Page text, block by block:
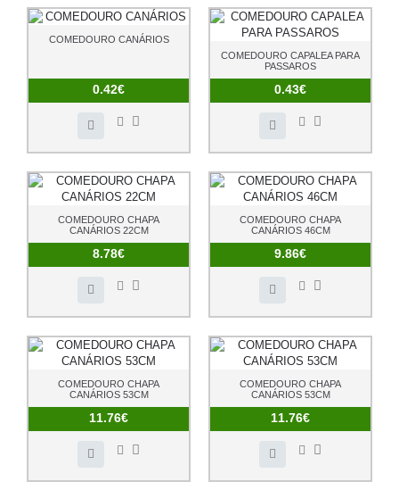
COMEDOURO CANÁRIOS
0.42€
COMEDOURO CAPALEA PARA
PASSAROS
0.43€
COMEDOURO CHAPA
CANÁRIOS 22CM
8.78€
COMEDOURO CHAPA
CANÁRIOS 46CM
9.86€
COMEDOURO CHAPA
CANÁRIOS 53CM
11.76€
COMEDOURO CHAPA
CANÁRIOS 53CM
11.76€